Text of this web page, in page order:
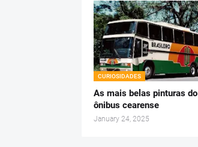
CURIOSIDADES
As mais belas pinturas do
ônibus cearense
January 24, 2025